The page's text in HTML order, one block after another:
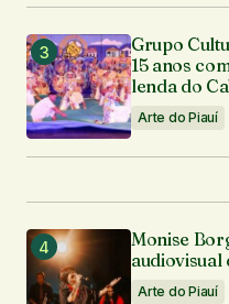
Grupo
15 anos
lenda do
Arte do Piauí
Monise
audiovisual
Arte do Piauí